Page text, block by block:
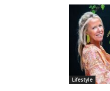
Lifestyle